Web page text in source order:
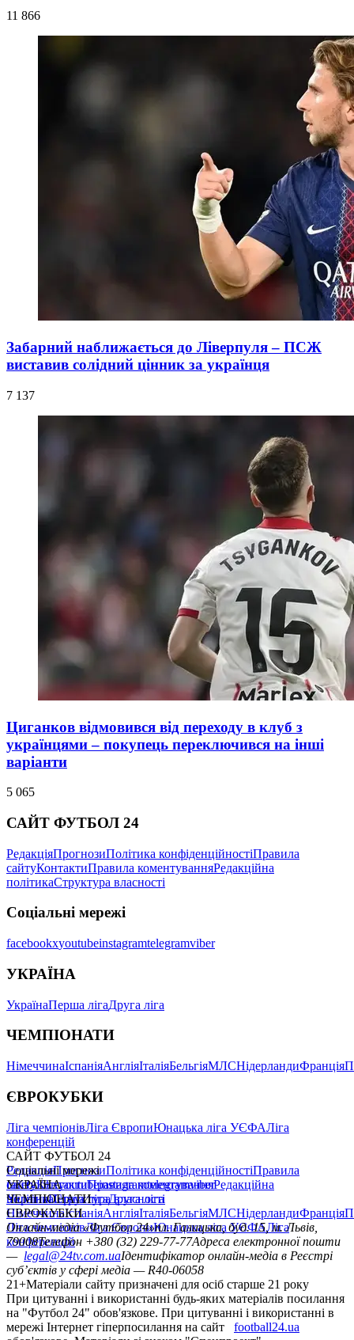
11 866
Забарний наближається до Ліверпуля – ПСЖ
виставив солідний цінник за українця
7 137
Циганков відмовився від переходу в клуб з
українцями – покупець переключився на інші
варіанти
5 065
САЙТ ФУТБОЛ 24
РедакціяПрогнозиПолітика конфіденційностіПравила
сайтуКонтактиПравила коментуванняРедакційна
політикаСтруктура власності
Соціальні мережі
facebookxyoutubeinstagramtelegramviber
УКРАЇНА
УкраїнаПерша лігаДруга ліга
ЧЕМПІОНАТИ
НімеччинаІспаніяАнгліяІталіяБельгіяМЛСНідерландиФранція
ЄВРОКУБКИ
Ліга чемпіонівЛіга ЄвропиЮнацька ліга УЄФАЛіга
конференцій
САЙТ ФУТБОЛ 24
РедакціяПрогнозиПолітика конфіденційностіПравила
сайтуКонтактиПравила коментуванняРедакційна
політикаСтруктура власності
Соціальні мережі
facebookxyoutubeinstagramtelegramviber
УКРАЇНА
УкраїнаПерша лігаДруга ліга
ЧЕМПІОНАТИ
НімеччинаІспаніяАнгліяІталіяБельгіяМЛСНідерландиФранція
ЄВРОКУБКИ
Ліга чемпіонівЛіга ЄвропиЮнацька ліга УЄФАЛіга
конференцій
Онлайн-медіа «Футбол 24»пл. Галицька, буд. 15, м. Львів,
79008Телефон +380 (32) 229-77-77Адреса електронної пошти
— legal@24tv.com.uaІдентифікатор онлайн-медіа в Реєстрі
суб’єктів у сфері медіа — R40-06058
21+Матеріали сайту призначені для осіб старше 21 року
При цитуванні і використанні будь-яких матеріалів посилання
на "Футбол 24" обов'язкове. При цитуванні і використанні в
мережі Інтернет гіперпосилання на сайт
football24.ua